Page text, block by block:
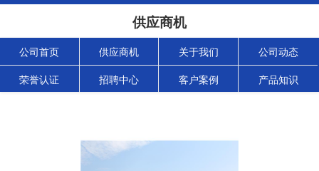
供应商机
公司首页 供应商机 关于我们 公司动态
荣誉认证 招聘中心 客户案例 产品知识